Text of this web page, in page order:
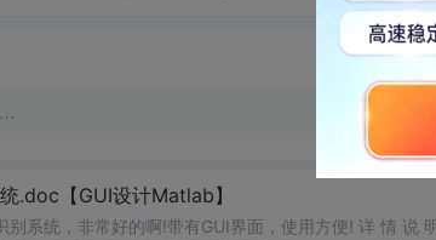
.doc【GUI设计Matlab】
别系统，非常好的啊!带有GUI界面，使用方便! 详 情 说